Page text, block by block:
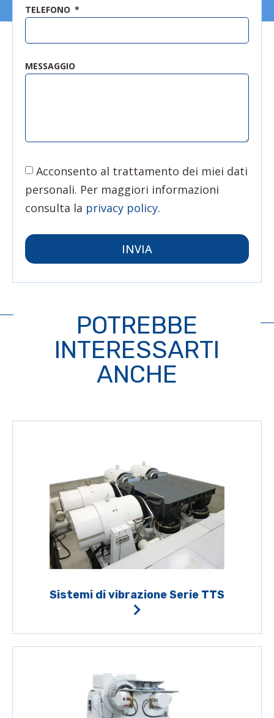
TELEFONO
MESSAGGIO
Acconsento al trattamento dei miei dati
personali. Per maggiori informazioni
consulta la privacy policy.
INVIA
POTREBBE
INTERESSARTI
ANCHE
Sistemi di vibrazione Serie TTS